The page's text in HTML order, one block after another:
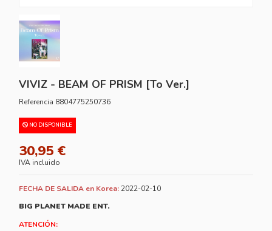
VIVIZ - BEAM OF PRISM [To Ver.]
Referencia 8804775250736
NO DISPONIBLE
30,95 €
IVA incluido
FECHA DE SALIDA en Korea:2022-02-10
BIG PLANET MADE ENT.
ATENCIÓN: